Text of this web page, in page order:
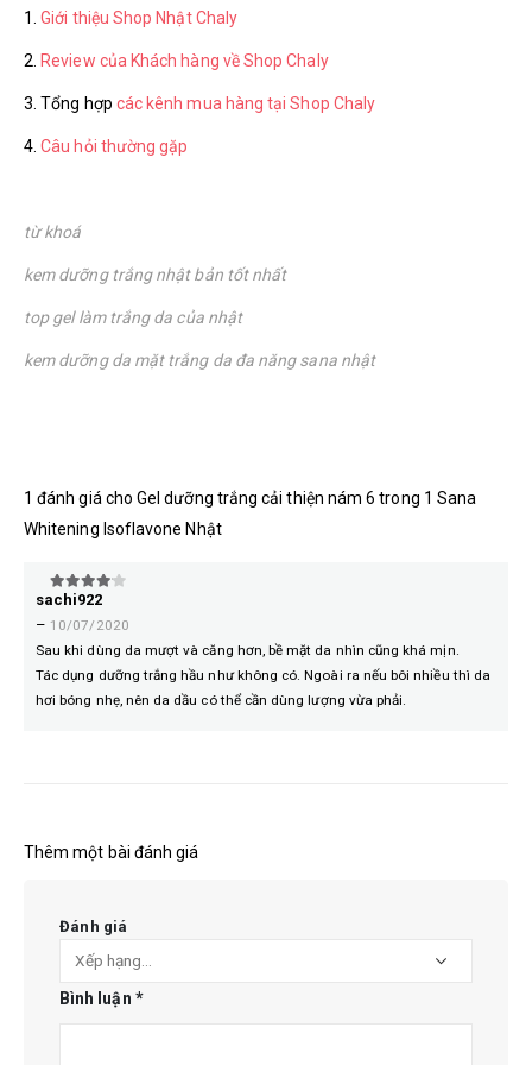
1.Giới thiệu Shop Nhật Chaly
2. Review của Khách hàng về Shop Chaly
3. Tổng hợp các kênh mua hàng tại Shop Chaly
4.Câu hỏi thường gặp
từ khoá
kem dưỡng trắng nhật bản tốt nhất
top gel làm trắng da của nhật
kem dưỡng da mặt trắng da đa năng sana nhật
1 đánh giá choGel dưỡng trắng cải thiện nám 6 trong 1 Sana
Whitening Isoflavone Nhật
4trên 5
sachi922
– 10/07/2020
Sau khi dùng da mượt và căng hơn, bề mặt da nhìn cũng khá mịn.
Tác dụng dưỡng trắng hầu như không có. Ngoài ra nếu bôi nhiều thì da
hơi bóng nhẹ, nên da dầu có thể cần dùng lượng vừa phải.
Thêm một bài đánh giá
Đánh giá
Bình luận *